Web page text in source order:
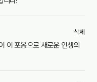
삭제
이 포옹으로 새로운 인생의